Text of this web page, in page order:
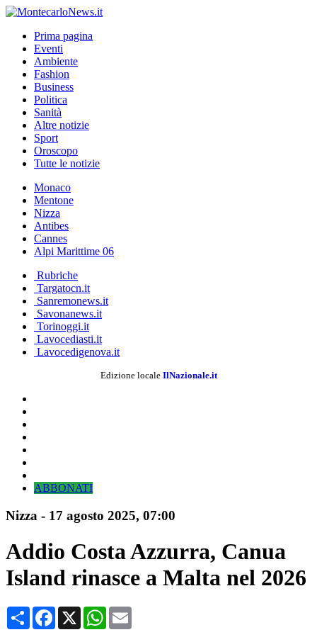
Prima pagina
Eventi
Ambiente
Fashion
Business
Politica
Sanità
Altre notizie
Sport
Oroscopo
Tutte le notizie
Monaco
Mentone
Nizza
Antibes
Cannes
Alpi Marittime 06
Rubriche
Targatocn.it
Sanremonews.it
Savonanews.it
Torinoggi.it
Lavocediasti.it
Lavocedigenova.it
Edizione locale IlNazionale.it
ABBONATI
Nizza - 17 agosto 2025, 07:00
Addio Costa Azzurra, Canua
Island rinasce a Malta nel 2026
CondividiFacebook
X WhatsApp